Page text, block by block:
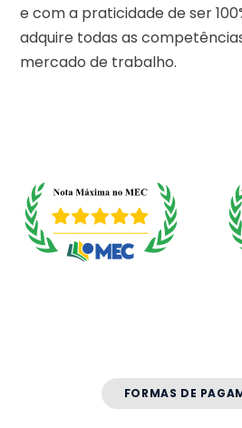
e com a praticidade de ser
adquire todas as
mercado de trabalho.
FORMAS DE